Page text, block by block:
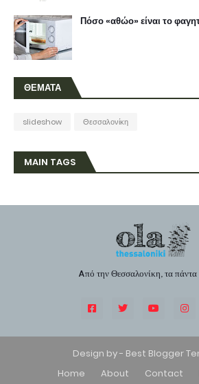
Πόσο «αθώο» είναι το
ΘΕΜΑΤΑ
slideshow Θεσσαλονίκη
MAIN TAGS
Aπό την Θεσσαλονίκη, τα
Design by - Best Blogger
Home
About Contact